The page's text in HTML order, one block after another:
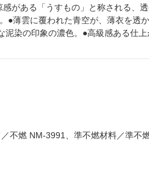
がある「うすもの」と称される、
●薄雲に覆われた青空が、薄衣を透
染の印象の濃色。●高級感ある仕上
不燃 NM-3991、準不燃材料／準不